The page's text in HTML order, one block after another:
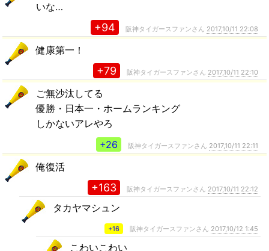
いな…
+94 阪神タイガースファンさん 2017,10/11 22:08
健康第一！
+79 阪神タイガースファンさん 2017,10/11 22:10
ご無沙汰してる
優勝・日本一・ホームランキング
しかないアレやろ
+26
阪神タイガースファンさん 2017,10/11 22:11
俺復活
+163 阪神タイガースファンさん 2017,10/11 22:12
タカヤマシュン
+16 阪神タイガースファンさん 2017,10/12 1:45
こわいこわい